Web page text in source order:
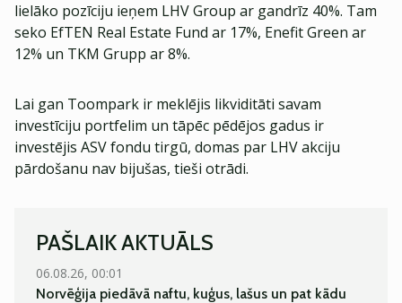
lielāko pozīciju ieņem LHV Group ar gandrīz 40%. Tam
seko EfTEN Real Estate Fund ar 17%, Enefit Green ar
12% un TKM Grupp ar 8%.
Lai gan Toompark ir meklējis likviditāti savam
investīciju portfelim un tāpēc pēdējos gadus ir
investējis ASV fondu tirgū, domas par LHV akciju
pārdošanu nav bijušas, tieši otrādi.
PAŠLAIK AKTUĀLS
06.08.26, 00:01
Norvēģija piedāvā naftu, kuģus, lašus un pat kādu